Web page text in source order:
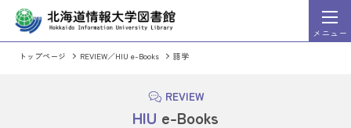
メニュー
トップページ REVIEW／HIU e-Books 語学
REVIEW
HIU e-Books
検索